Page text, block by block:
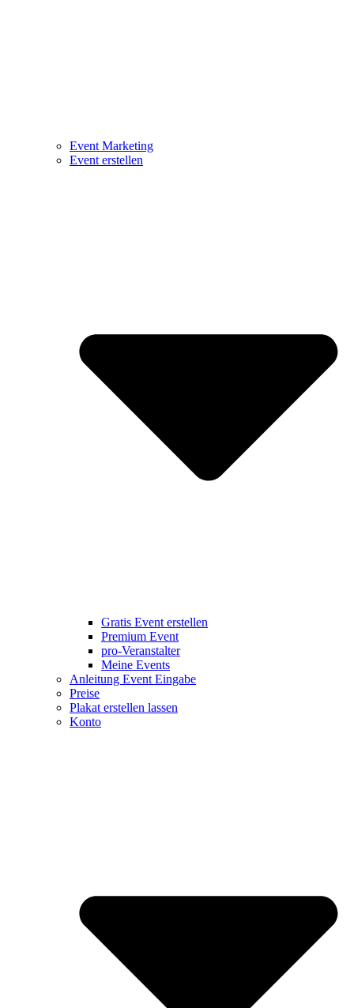
Event Marketing
Event erstellen
Gratis Event erstellen
Premium Event
pro-Veranstalter
Meine Events
Anleitung Event Eingabe
Preise
Plakat erstellen lassen
Konto